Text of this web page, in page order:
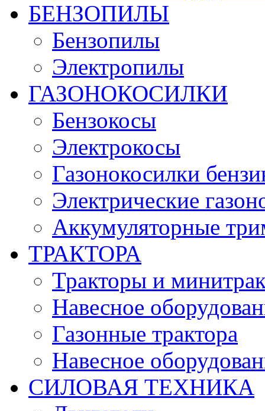
БЕНЗОПИЛЫ
Бензопилы
Электропилы
ГАЗОНОКОСИЛКИ
Бензокосы
Электрокосы
Газонокосилки
Электрические
Аккумуляторные
ТРАКТОРА
Тракторы и
Навесное
Газонные трактора
Навесное
СИЛОВАЯ ТЕХНИКА